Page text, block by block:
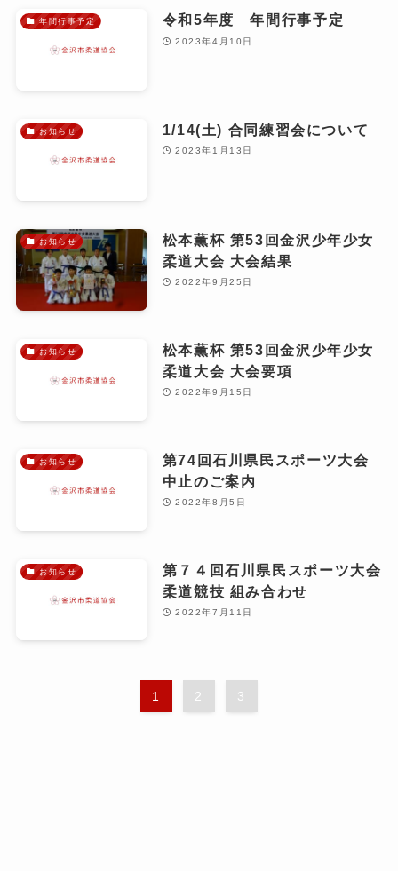
年間行事予定 令和5年度 年間行事予定
2023年4月10日
お知らせ 1/14(土) 合同練習会について
2023年1月13日
お知らせ
松本薫杯 第53回金沢少年少女
柔道大会 大会結果
2022年9月25日
お知らせ
松本薫杯 第53回金沢少年少女
柔道大会 大会要項
2022年9月15日
お知らせ
第74回石川県民スポーツ大会
中止のご案内
2022年8月5日
お知らせ
第７４回石川県民スポーツ大会
柔道競技 組み合わせ
2022年7月11日
1 2 3